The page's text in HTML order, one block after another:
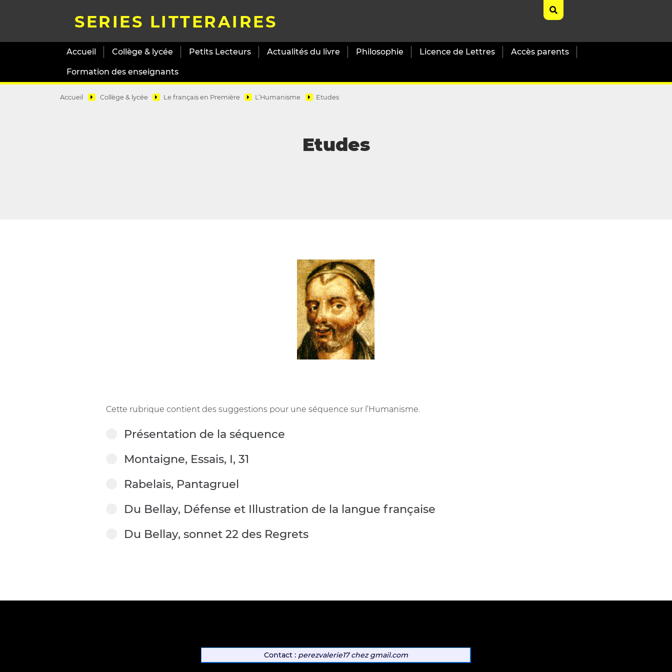
SERIES LITTERAIRES
Accueil Collège & lycée Petits Lecteurs Actualités du livre Philosophie Licence de Lettres Accès parents
Formation des enseignants
Accueil Collège & lycée Le français en Première L’Humanisme Etudes
Etudes
Cette rubrique contient des suggestions pour une séquence sur l’Humanisme.
Présentation de la séquence
Montaigne, Essais, I, 31
Rabelais, Pantagruel
Du Bellay, Défense et Illustration de la langue française
Du Bellay, sonnet 22 des Regrets
Contact : perezvalerie17chezgmail.com